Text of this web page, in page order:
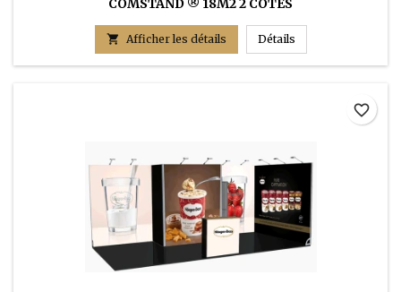
COMSTAND ® 18M2 2 CÔTÉS
 Afficher les détails DétailsCOMSTAND ®
favorite_border